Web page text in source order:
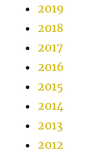
2019
2018
2017
2016
2015
2014
2013
2012